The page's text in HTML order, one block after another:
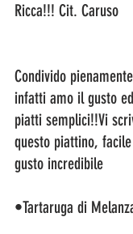
Ricca!!! Cit. Caruso
Condivido
infatti amo il gusto
piatti semplici!!Vi
questo piattino,
gusto incredibile
•Tartaruga di